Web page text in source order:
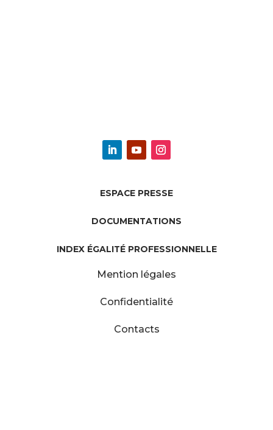
ESPACE PRESSE
DOCUMENTATIONS
INDEX ÉGALITÉ PROFESSIONNELLE
Mention légales
Confidentialité
Contacts